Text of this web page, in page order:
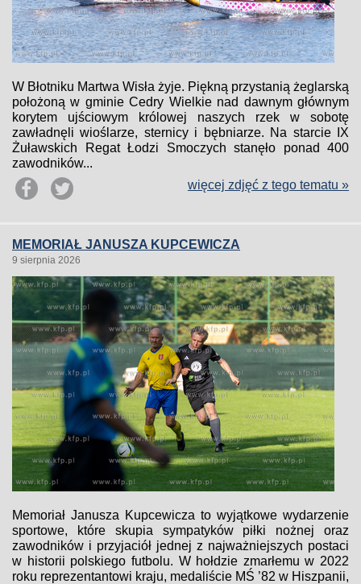
W Błotniku Martwa Wisła żyje. Piękną przystanią żeglarską
położoną w gminie Cedry Wielkie nad dawnym głównym
korytem ujściowym królowej naszych rzek w sobotę
zawładnęli wioślarze, sternicy i bębniarze. Na starcie IX
Żuławskich Regat Łodzi Smoczych stanęło ponad 400
zawodników...
więcej zdjęć z tego tematu »
MEMORIAŁ JANUSZA KUPCEWICZA
9 sierpnia 2026
Memoriał Janusza Kupcewicza to wyjątkowe wydarzenie
sportowe, które skupia sympatyków piłki nożnej oraz
zawodników i przyjaciół jednej z najważniejszych postaci
w historii polskiego futbolu. W hołdzie zmarłemu w 2022
roku reprezentantowi kraju, medaliście MŚ ’82 w Hiszpanii,